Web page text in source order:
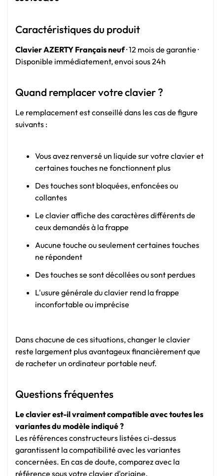
Caractéristiques du produit
Clavier AZERTY Français neuf· 12 mois de garantie ·
Disponible immédiatement, envoi sous 24h
Quand remplacer votre clavier ?
Le remplacement est conseillé dans les cas de figure
suivants :
Vous avez renversé un liquide sur votre clavier et
certaines touches ne fonctionnent plus
Des touches sont bloquées, enfoncées ou
collantes
Le clavier affiche des caractères différents de
ceux demandés à la frappe
Aucune touche ou seulement certaines touches
ne répondent
Des touches se sont décollées ou sont perdues
L'usure générale du clavier rend la frappe
inconfortable ou imprécise
Dans chacune de ces situations, changer le clavier
reste largement plus avantageux financièrement que
de racheter un ordinateur portable neuf.
Questions fréquentes
Le clavier est-il vraiment compatible avec toutes les
variantes du modèle indiqué ?
Les références constructeurs listées ci-dessus
garantissent la compatibilité avec les variantes
concernées. En cas de doute, comparez avec la
référence sous votre clavier d'origine.